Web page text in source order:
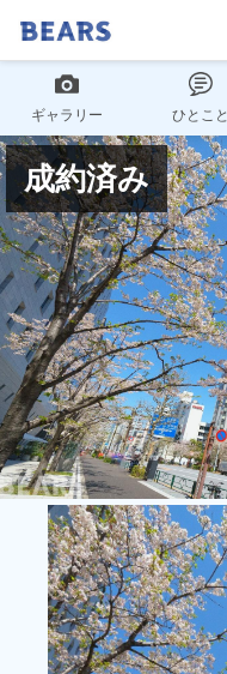
ギャラリー ひとこと
成約済み